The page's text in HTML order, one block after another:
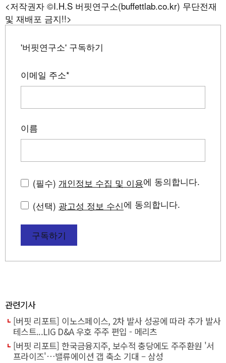
<저작권자 ©I.H.S 버핏연구소(buffettlab.co.kr) 무단전재
및 재배포 금지!!>
'버핏연구소' 구독하기
이메일 주소*
이름
(필수) 개인정보 수집 및 이용에 동의합니다.
(선택) 광고성 정보 수신에 동의합니다.
구독하기
관련기사
[버핏 리포트] 이노스페이스, 2차 발사 성공에 따라 추가 발사
테스트...LIG D&A 우호 주주 편입 - 메리츠
[버핏 리포트] 한국금융지주, 보수적 충당에도 주주환원 '서
프라이즈'…밸류에이션 갭 축소 기대 – 삼성